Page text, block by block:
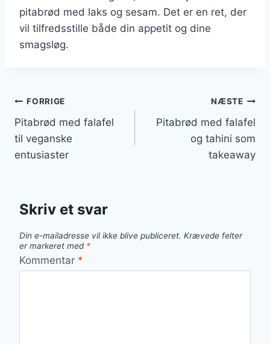
pitabrød med laks og sesam. Det er en ret, der
vil tilfredsstille både din appetit og dine
smagsløg.
Indlægsnavigation
FORRIGE
Pitabrød med falafel
til veganske
entusiaster
NÆSTE
Pitabrød med falafel
og tahini som
takeaway
Skriv et svar
Din e-mailadresse vil ikke blive publiceret. Krævede felter
er markeret med *
Kommentar *